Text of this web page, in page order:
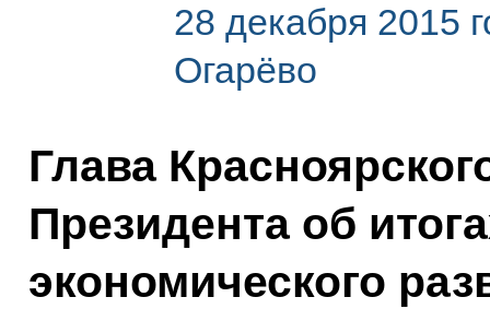
28 декабря 2015
Огарёво
Глава
Президента об
экономического